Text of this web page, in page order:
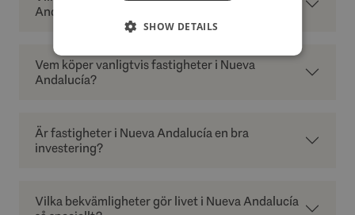
Andalucía?
Vem köper vanligtvis fastigheter i Nueva
Andalucía?
Är fastigheter i Nueva Andalucía en bra
investering?
Vilka bekvämligheter gör livet i Nueva Andalucía
SHOW DETAILS